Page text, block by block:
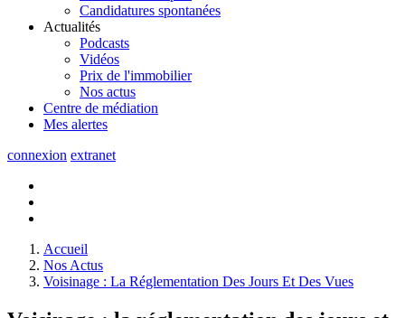
Candidatures spontanées
Actualités
Podcasts
Vidéos
Prix de l'immobilier
Nos actus
Centre de médiation
Mes alertes
connexion extranet
Accueil
Nos Actus
Voisinage : La Réglementation Des Jours Et Des Vues